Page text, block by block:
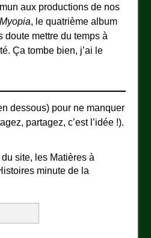
aux productions de nos
Myopia, le quatrième album
doute mettre du temps à
Ça tombe bien, j’ai le
dessous) pour ne manquer
partagez, c’est l’idée !).
site, les Matières à
minute de la